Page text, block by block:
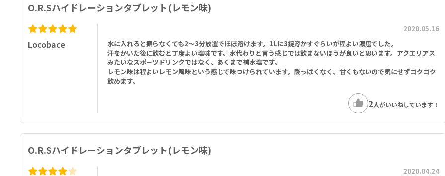
O.R.Sハイドレーションタブレット(レモン味)
Locobace
2020.05.16
水に入れると振らなくても2～3分放置でほぼ溶けます。1Lに3錠溶かすぐらいが程よい濃度でした。
汗をかいた後に飲むと丁度よい塩味です。水代わりと言う感じでは飲まないほうが良いと思います。アクエリアス
みたいなスポーツドリンクではなく、あくまで補水塩です。
レモン味は程よいレモン風味という感じで味つけられています。酸っぱくなく、甘くもないので気にせずゴクゴク
飲めます。
2人がいいねしています！
O.R.Sハイドレーションタブレット(レモン味)
2020.04.24